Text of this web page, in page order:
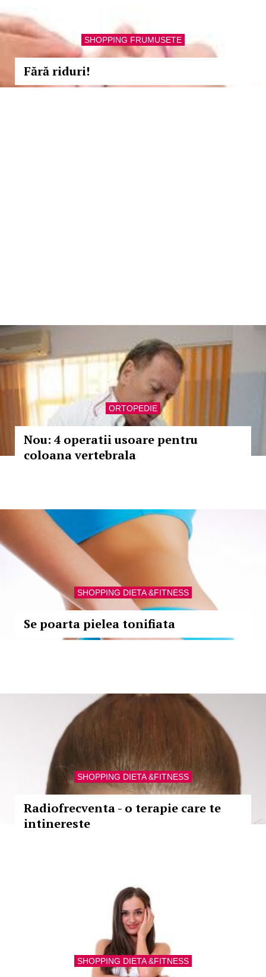
SHOPPING FRUMUSETE
Fără riduri!
ORTOPEDIE
Nou: 4 operatii usoare pentru
coloana vertebrala
SHOPPING DIETA &FITNESS
Se poarta pielea tonifiata
SHOPPING DIETA &FITNESS
Radiofrecventa - o terapie care te
intinereste
SHOPPING DIETA &FITNESS